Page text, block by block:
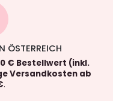
ÖSTERREICH
€ Bestellwert (inkl.
Versandkosten ab
.